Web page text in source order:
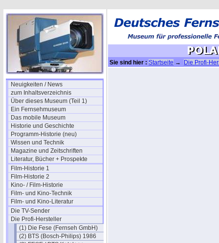
Neuigkeiten / News
zum Inhaltsverzeichnis
Über dieses Museum (Teil 1)
Ein Fernsehmuseum
Das mobile Museum
Historie und Geschichte
Programm-Historie (neu)
Wissen und Technik
Magazine und Zeitschriften
Literatur, Bücher + Prospekte
Film-Historie 1
Film-Historie 2
Kino- / Film-Historie
Film- und Kino-Technik
Film- und Kino-Literatur
Die TV-Sender
Die Profi-Hersteller
(1) Die Fese (Fernseh GmbH)
(2) BTS (Bosch-Philips) 1986
Sie sind hier : Startseite → Die Profi-